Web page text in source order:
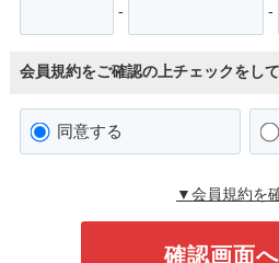
- -
会員規約をご確認の上チェックをし
同意する
▼会員規約を